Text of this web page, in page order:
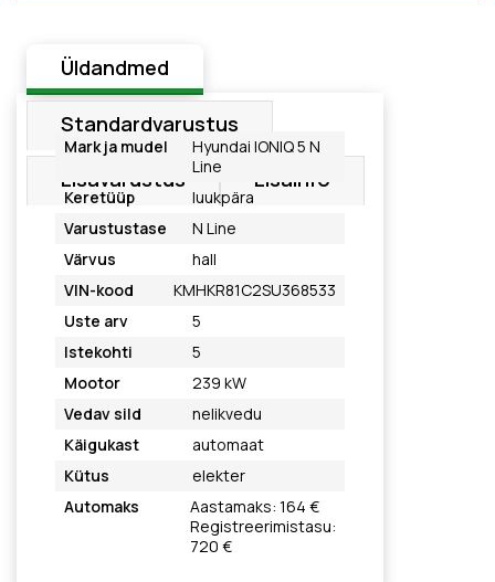
Üldandmed
Standardvarustus
Lisavarustus Lisainfo
Mark ja mudel
Hyundai IONIQ 5 N
Line
Keretüüp
luukpära
Varustustase
N Line
Värvus
hall
VIN-kood
KMHKR81C2SU368533
Uste arv
5
Istekohti
5
Mootor
239 kW
Vedav sild
nelikvedu
Käigukast
automaat
Kütus
elekter
Automaks
Aastamaks: 164 €
Registreerimistasu:
720 €